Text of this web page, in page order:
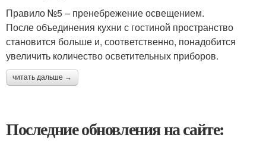
Правило №5 – пренебрежение освещением.
После объединения кухни с гостиной пространство
становится больше и, соответственно, понадобится
увеличить количество осветительных приборов.
читать дальше →
Последние обновления на сайте: